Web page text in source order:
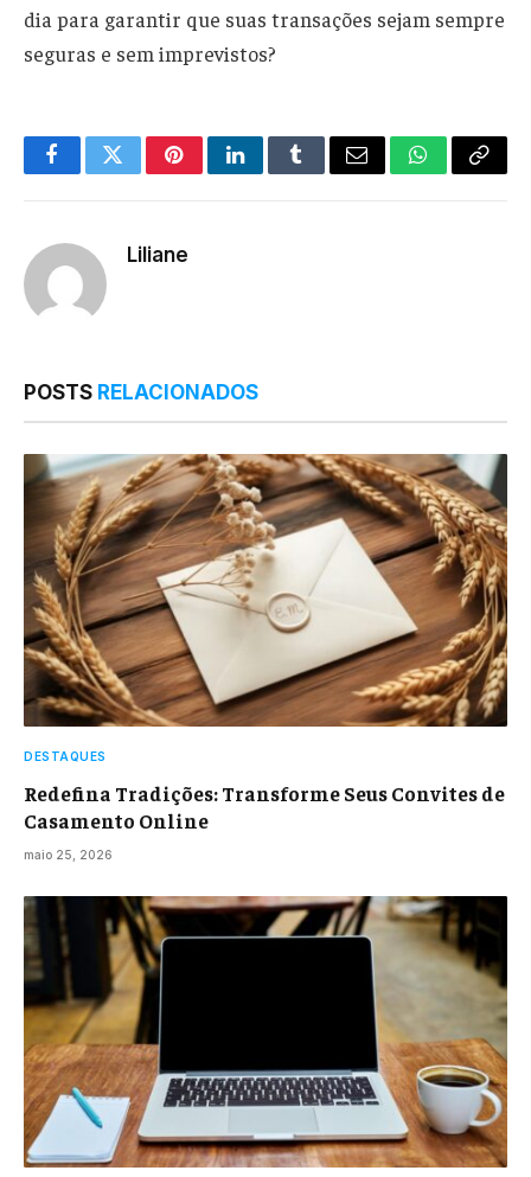
dia para garantir que suas transações sejam sempre
seguras e sem imprevistos?
FacebookTwitterPinterestLinkedInTumblrEmail WhatsApp
Copy
Liliane
POSTS RELACIONADOS
DESTAQUES
Redefina Tradições: Transforme Seus Convites de
Casamento Online
maio 25, 2026